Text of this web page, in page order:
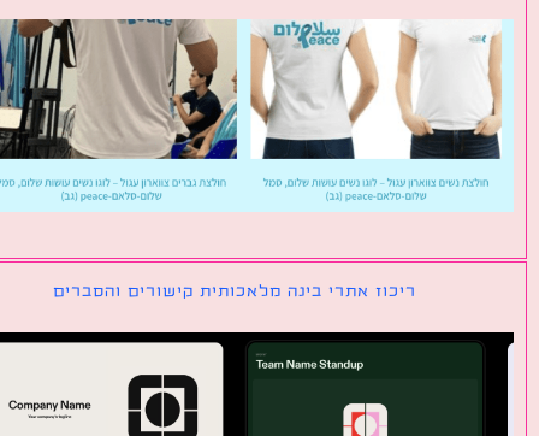
ריכוז אתרי בינה מלאכותית קישורים והסברים